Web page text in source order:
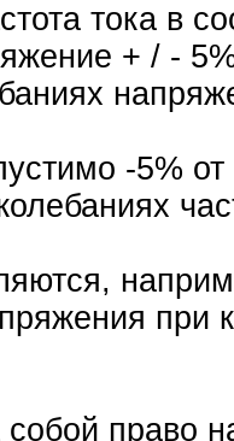
тока в
+ / -
-5% от
при
право